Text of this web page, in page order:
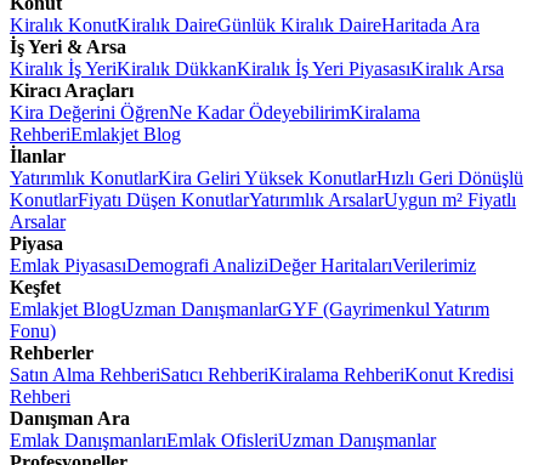
Kiralık KonutKiralık DaireGünlük Kiralık DaireHaritada Ara
İş Yeri & Arsa
Kiralık İş YeriKiralık DükkanKiralık İş Yeri PiyasasıKiralık Arsa
Kiracı Araçları
Kira Değerini ÖğrenNe Kadar ÖdeyebilirimKiralama
RehberiEmlakjet Blog
İlanlar
Yatırımlık KonutlarKira Geliri Yüksek KonutlarHızlı Geri Dönüşlü
KonutlarFiyatı Düşen KonutlarYatırımlık ArsalarUygun m² Fiyatlı
Arsalar
Piyasa
Emlak PiyasasıDemografi AnaliziDeğer HaritalarıVerilerimiz
Keşfet
Emlakjet BlogUzman DanışmanlarGYF (Gayrimenkul Yatırım
Fonu)
Rehberler
Satın Alma RehberiSatıcı RehberiKiralama RehberiKonut Kredisi
Rehberi
Danışman Ara
Emlak DanışmanlarıEmlak OfisleriUzman Danışmanlar